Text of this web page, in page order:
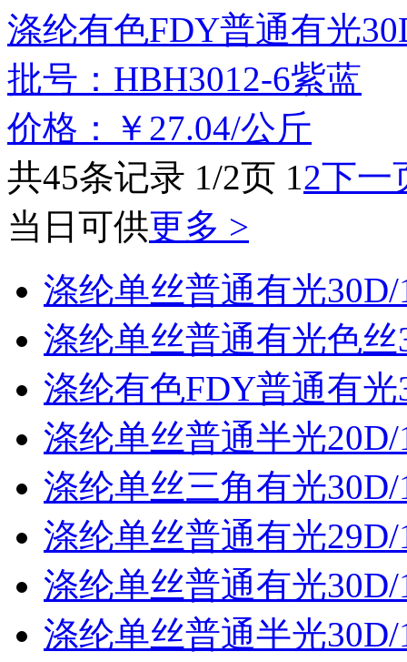
涤纶有色FDY普通有光
批号：HBH3012-6紫蓝
价格：￥27.04/公斤
共45条记录 1/2页 12下一
当日可供更多 >
涤纶单丝普通有光30D/
涤纶单丝普通有光色丝
涤纶有色FDY普通有光
涤纶单丝普通半光20D/
涤纶单丝三角有光30D/
涤纶单丝普通有光29D/
涤纶单丝普通有光30D/
涤纶单丝普通半光30D/